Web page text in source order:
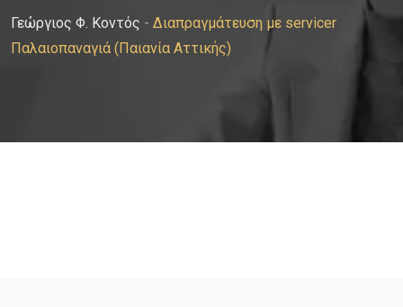
Γεώργιος Φ. Κοντός - Διαπραγμάτευση με servicer
Παλαιοπαναγιά (Παιανία Αττικής)